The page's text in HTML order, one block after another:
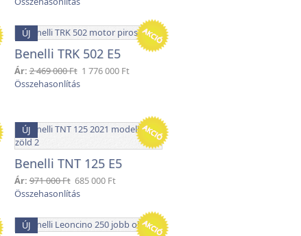
ÚJ
Benelli TRK 502 E5
Ár:2 469 000 Ft 1 776 000 Ft
ÚJ
Benelli TNT 125 E5
Ár:971 000 Ft 685 000 Ft
ÚJ